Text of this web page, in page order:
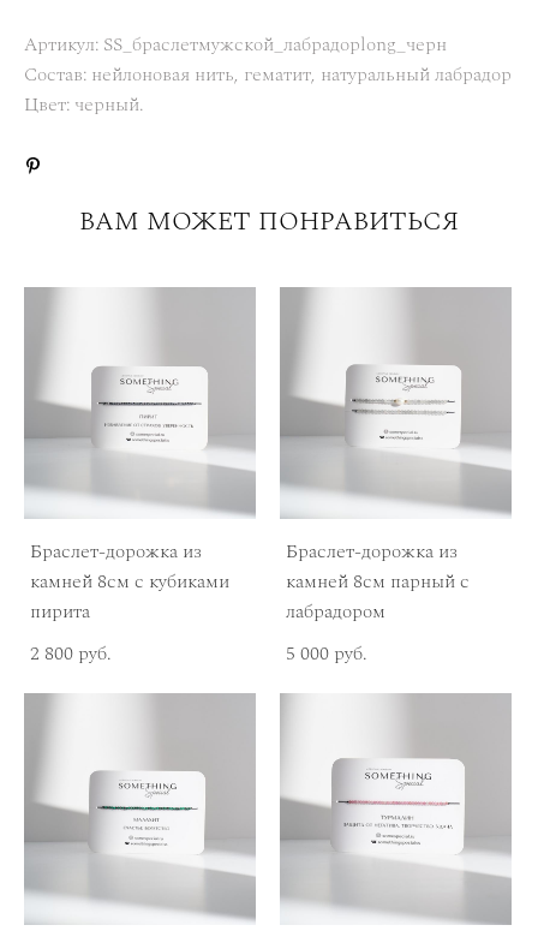
Артикул: SS_браслетмужской_лабрадорlong_черн
Состав: нейлоновая нить, гематит, натуральный лабрадор
Цвет: черный.
ВАМ МОЖЕТ ПОНРАВИТЬСЯ
Браслет-дорожка из
камней 8см с кубиками
пирита
2 800 pуб.
Браслет-дорожка из
камней 8см парный с
лабрадором
5 000 pуб.